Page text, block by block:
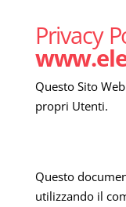
Privacy
Questo Sito
propri Utenti.
Questo
utilizzando il